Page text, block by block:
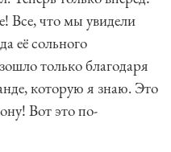
Все, что мы увидели
её сольного
только благодаря
которую я знаю. Это
Вот это по-